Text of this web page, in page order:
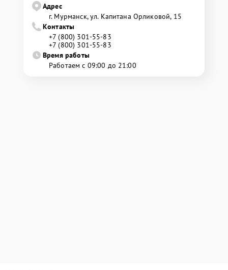
Адрес
г. Мурманск, ул. Капитана Орликовой, 15
Контакты
+7 (800) 301-55-83
+7 (800) 301-55-83
Время работы
Работаем с 09:00 до 21:00